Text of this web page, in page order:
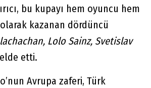
bu kupayı hem oyuncu hem
kazanan dördüncü
Lolo Sainz, Svetislav
etti.
Avrupa zaferi, Türk